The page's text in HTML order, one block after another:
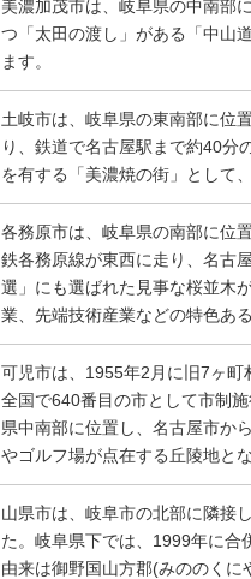
美濃加茂市は、岐阜県の中南部
つ「太田の渡し」がある「中山
ます。
土岐市は、岐阜県の東南部に位
り、鉄道で名古屋駅まで約40分
を有する「美濃焼の街」として
各務原市は、岐阜県の南部に位
鉄各務原線が東西に走り、名古
選」にも選ばれた見事な桜並木
業、先端技術産業などの特色あ
可児市は、1955年2月に旧7ヶ町
全国で640番目の市として市制
県中南部に位置し、名古屋市か
やゴルフ場が点在する丘陵地と
山県市は、岐阜市の北部に隣接
た。岐阜県下では、1999年に合
由来は御野国山方郡(みののくに